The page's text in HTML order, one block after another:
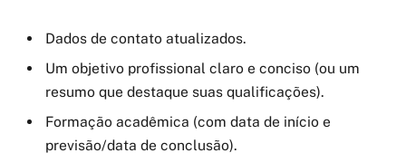
Dados de contato atualizados.
Um objetivo profissional claro e conciso (ou um
resumo que destaque suas qualificações).
Formação acadêmica (com data de início e
previsão/data de conclusão).